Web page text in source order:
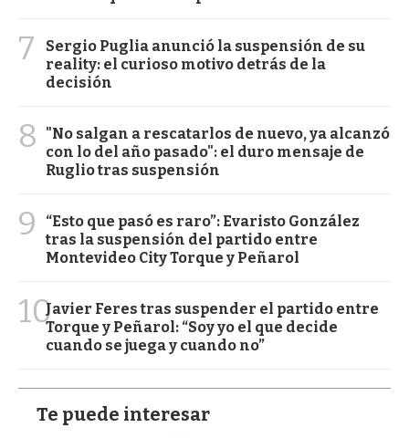
7
Sergio Puglia anunció la suspensión de su
reality: el curioso motivo detrás de la
decisión
8
"No salgan a rescatarlos de nuevo, ya alcanzó
con lo del año pasado": el duro mensaje de
Ruglio tras suspensión
9
“Esto que pasó es raro”: Evaristo González
tras la suspensión del partido entre
Montevideo City Torque y Peñarol
10Javier Feres tras suspender el partido entre
Torque y Peñarol: “Soy yo el que decide
cuando se juega y cuando no”
Te puede interesar